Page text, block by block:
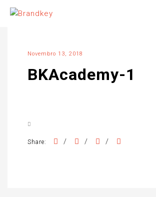
Novembro 13, 2018
BKAcademy-1
Share: / / /